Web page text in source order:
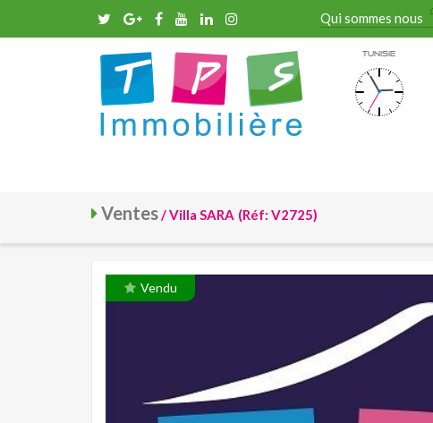
Qui sommes nous
Tunisie
Ventes/ Villa SARA (Réf: V2725)
Vendu